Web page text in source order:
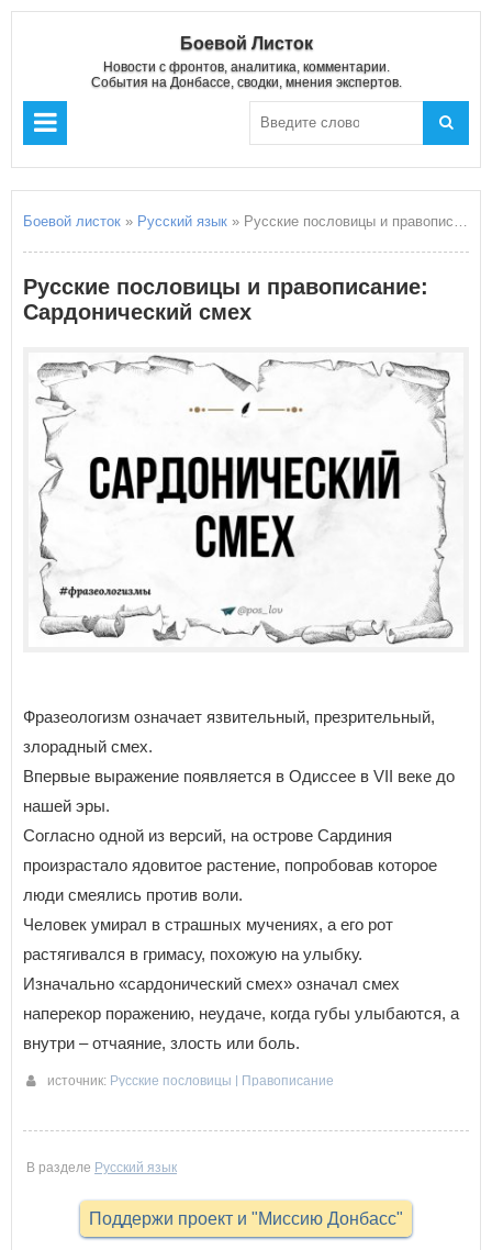
Боевой Листок
Новости с фронтов, аналитика, комментарии.
События на Донбассе, сводки, мнения экспертов.
Боевой листок » Русский язык » Русские пословицы и правописание: Сардонический смех
Русские пословицы и правописание:
Сардонический смех
Фразеологизм означает язвительный, презрительный,
злорадный смех.
Впервые выражение появляется в Одиссее в VII веке до
нашей эры.
Согласно одной из версий, на острове Сардиния
произрастало ядовитое растение, попробовав которое
люди смеялись против воли.
Человек умирал в страшных мучениях, а его рот
растягивался в гримасу, похожую на улыбку.
Изначально «сардонический смех» означал смех
наперекор поражению, неудаче, когда губы улыбаются, а
внутри – отчаяние, злость или боль.
источник: Русские пословицы | Правописание
В разделе Русский язык
Поддержи проект и "Миссию Донбасс"